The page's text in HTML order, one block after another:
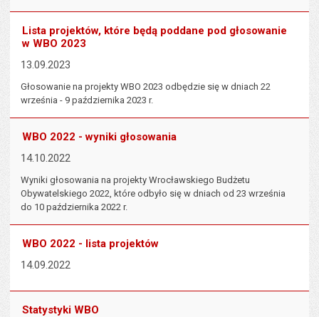
Lista projektów, które będą poddane pod głosowanie
w WBO 2023
13.09.2023
Głosowanie na projekty WBO 2023 odbędzie się w dniach 22
września - 9 października 2023 r.
WBO 2022 - wyniki głosowania
14.10.2022
Wyniki głosowania na projekty Wrocławskiego Budżetu
Obywatelskiego 2022, które odbyło się w dniach od 23 września
do 10 października 2022 r.
WBO 2022 - lista projektów
14.09.2022
Statystyki WBO